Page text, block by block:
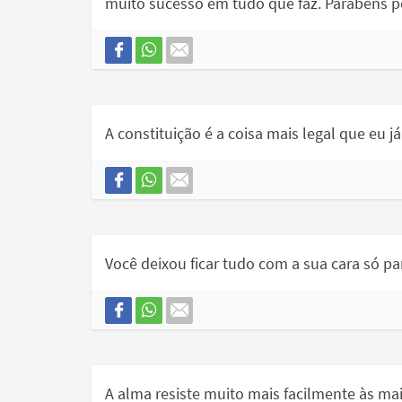
A constituição é a coisa mais legal que eu
Você deixou ficar tudo com a sua cara só
A alma resiste muito mais facilmente às